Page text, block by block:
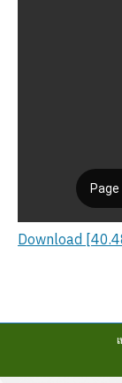
Download